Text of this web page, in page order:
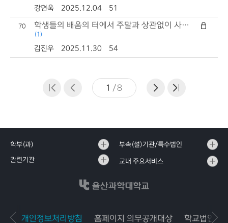
강현욱 2025.12.04 51
70 학생들의 배움의 터에서 주말과 상관없이 사용하고 싶습니다.
(1)
김진우 2025.11.30 54
1 /8
개인정보처리방침 홈페이지 의무공개대상 학교법인공
학부(과) 부속(설)기관/특수법인
관련기관 교내 주요서비스